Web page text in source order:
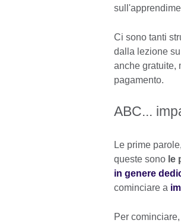
Ci sono tanti
dalla lezione
anche gratuite,
pagamento.
ABC...
Le prime
queste sono le
in genere
cominciare a
Per